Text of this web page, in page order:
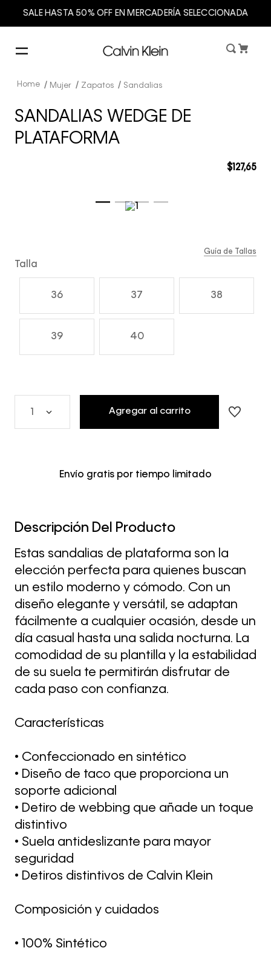
SALE HASTA 50% OFF EN MERCADERÍA SELECCIONADA
Mujer Zapatos Sandalias
SANDALIAS WEDGE DE
PLATAFORMA
$127,65
Talla
36 37 38
39 40
Guía de Tallas
Agregar al carrito
Envío gratis por tiempo limitado
Descripción Del Producto
Estas sandalias de plataforma son la
elección perfecta para quienes buscan
un estilo moderno y cómodo. Con un
diseño elegante y versátil, se adaptan
fácilmente a cualquier ocasión, desde un
día casual hasta una salida nocturna. La
comodidad de su plantilla y la estabilidad
de su suela te permitirán disfrutar de
cada paso con confianza.
Características
• Confeccionado en sintético
• Diseño de taco que proporciona un
soporte adicional
• Detiro de webbing que añade un toque
distintivo
• Suela antideslizante para mayor
seguridad
• Detiros distintivos de Calvin Klein
Composición y cuidados
• 100% Sintético